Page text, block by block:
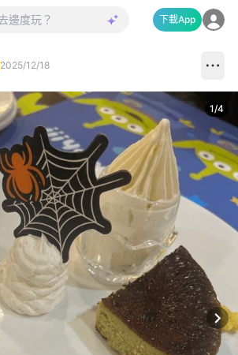
下載App
2025/12/18
1/4